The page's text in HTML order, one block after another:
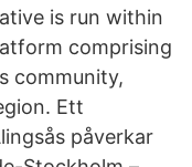
is run within
comprising
community,
Ett
påverkar